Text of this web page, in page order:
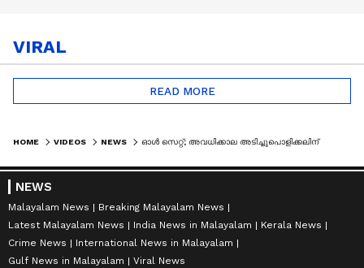
VIRAL
READ MORE
HOME VIDEOS NEWS
NEWS
Malayalam News
Breaking Malayalam News
Latest Malayalam News
India News in Malayalam
Kerala News
Crime News
International News in Malayalam
Gulf News in Malayalam
Viral News